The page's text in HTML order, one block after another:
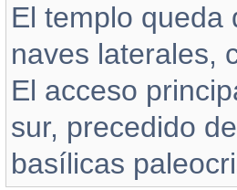
El templo queda
naves laterales,
El acceso
sur, precedido
basílicas